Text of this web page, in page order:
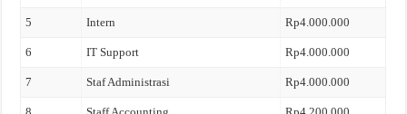
5 Intern Rp4.000.000
6 IT Support Rp4.000.000
7 Staf Administrasi Rp4.000.000